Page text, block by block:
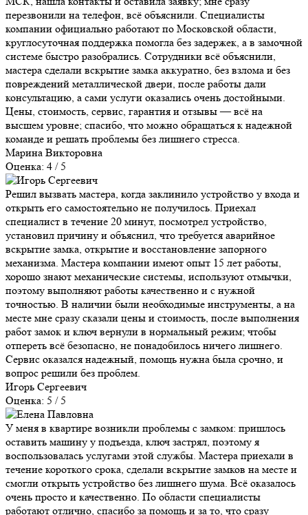
перезвонили на телефон, всё объяснили. Специалисты
компании официально работают по Московской области,
круглосуточная поддержка помогла без задержек, а в замочной
системе быстро разобрались. Сотрудники всё объяснили,
мастера сделали вскрытие замка аккуратно, без взлома и без
повреждений металлической двери, после работы дали
консультацию, а сами услуги оказались очень достойными.
Цены, стоимость, сервис, гарантия и отзывы — всё на
высшем уровне; спасибо, что можно обращаться к надежной
команде и решать проблемы без лишнего стресса.
Марина Викторовна
Оценка: 4 / 5
Решил вызвать мастера, когда заклинило устройство у входа и
открыть его самостоятельно не получилось. Приехал
специалист в течение 20 минут, посмотрел устройство,
установил причину и объяснил, что требуется аварийное
вскрытие замка, открытие и восстановление запорного
механизма. Мастера компании имеют опыт 15 лет работы,
хорошо знают механические системы, используют отмычки,
поэтому выполняют работы качественно и с нужной
точностью. В наличии были необходимые инструменты, а на
месте мне сразу сказали цены и стоимость, после выполнения
работ замок и ключ вернули в нормальный режим; чтобы
отпереть всё безопасно, не понадобилось ничего лишнего.
Сервис оказался надежный, помощь нужна была срочно, и
вопрос решили без проблем.
Игорь Сергеевич
Оценка: 5 / 5
У меня в квартире возникли проблемы с замком: пришлось
оставить машину у подъезда, ключ застрял, поэтому я
воспользовалась услугами этой службы. Мастера приехали в
течение короткого срока, сделали вскрытие замков на месте и
смогли открыть устройство без лишнего шума. Всё оказалось
очень просто и качественно. По области специалисты
работают отлично, спасибо за помощь и за то, что сразу